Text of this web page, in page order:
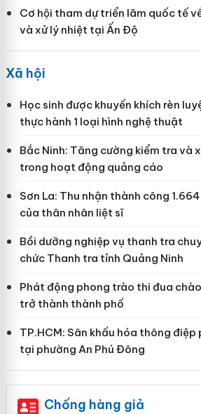
Cơ hội tham dự triển lãm quốc tế
và xử lý nhiệt tại Ấn Độ
Xã hội
Học sinh được khuyến khích rèn
thực hành 1 loại hình nghệ thuật
Bắc Ninh: Tăng cường kiểm tra và
trong hoạt động quảng cáo
Sơn La: Thu nhận thành công
của thân nhân liệt sĩ
Bồi dưỡng nghiệp vụ thanh tra
chức Thanh tra tỉnh Quảng Ninh
Phát động phong trào thi đua
trở thành thành phố
TP.HCM: Sân khấu hóa thông
tại phường An Phú Đông
Chống hàng giả